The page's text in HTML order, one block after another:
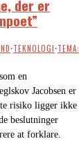
der er
·TEKNOLOGI·TEMA:
en
Jacobsen er
risiko ligger ikke
beslutninger
at forklare.